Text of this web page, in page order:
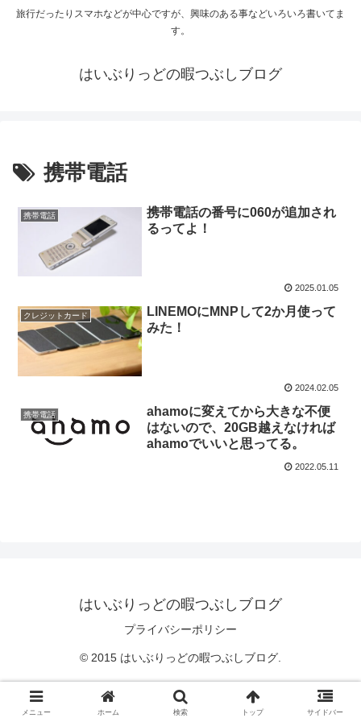
旅行だったりスマホなどが中心ですが、興味のある事などいろいろ書いてま
す。
はいぶりっどの暇つぶしブログ
携帯電話
携帯電話
携帯電話の番号に060が追加され
るってよ！
2025.01.05
クレジットカード
LINEMOにMNPして2か月使って
みた！
2024.02.05
携帯電話
ahamoに変えてから大きな不便
はないので、20GB越えなければ
ahamoでいいと思ってる。
2022.05.11
はいぶりっどの暇つぶしブログ
プライバシーポリシー
© 2015 はいぶりっどの暇つぶしブログ.
メニュー ホーム 検索 トップ サイドバー